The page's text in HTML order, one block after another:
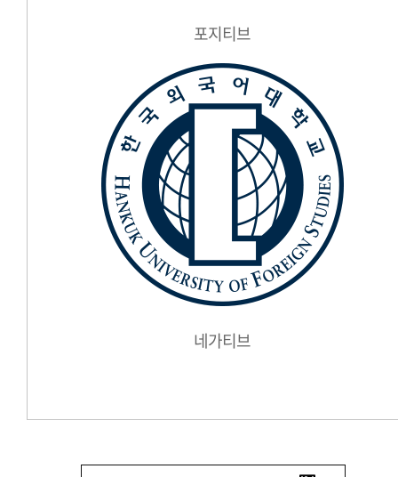
포지티브
네가티브